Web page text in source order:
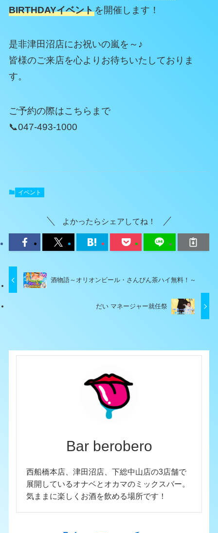
BIRTHDAYイベントを開催します！
是非津田沼店にお祝いの嵐を～♪
皆様のご来店を心よりお待ちいたしておりま
す。
ご予約の際はこちらまで
📞047-493-1000
イベント
よかったらシェアしてね！
酒物語～オリオンビール・さんぴん茶ハイ無料！～
だい マネージャー就任祭
Bar berobero
西船橋本店、津田沼店、下総中山店の3店舗で
展開しているオナベとオカマのミックスバー。
気ままに楽しくお酒を飲める場所です！